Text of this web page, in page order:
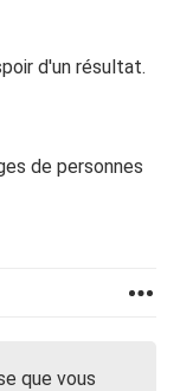
d'un résultat.
de personnes
que vous